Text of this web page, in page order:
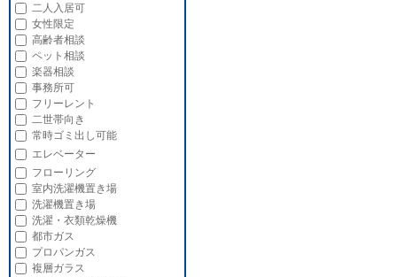
二人入居可
女性限定
高齢者相談
ペット相談
楽器相談
事務所可
フリーレント
二世帯向き
常時ゴミ出し可能
エレベーター
フローリング
室内洗濯機置き場
洗濯機置き場
洗濯・衣類乾燥機
都市ガス
プロパンガス
複層ガラス